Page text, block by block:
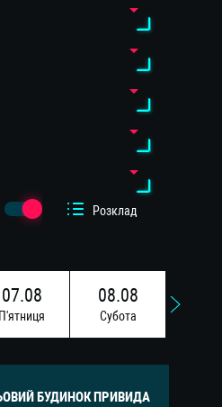
Розклад
07.08
П'ятниця
08.08
Субота
БУДИНОК ПРИВИДА